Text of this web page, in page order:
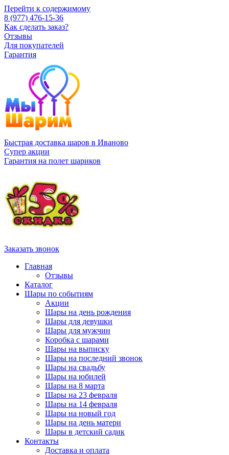
Перейти к содержимому
8 (977) 476-15-36
Как сделать заказ?
Отзывы
Для покупателей
Гарантия
Быстрая доставка шаров в Иваново
Супер акции
Гарантия на полет шариков
Заказать звонок
Главная
Отзывы
Каталог
Шары по событиям
Акции
Шары на день рождения
Шары для девушки
Шары для мужчин
Коробка с шарами
Шары на выписку
Шары на последний звонок
Шары на свадьбу
Шары на юбилей
Шары на 8 марта
Шары на 23 февраля
Шары на 14 февраля
Шары на новый год
Шары на день матери
Шары в детский садик
Контакты
Доставка и оплата